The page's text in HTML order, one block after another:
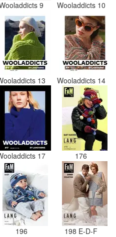
9 Wooladdicts 10
13 Wooladdicts 14
17 176
196 198 E-D-F